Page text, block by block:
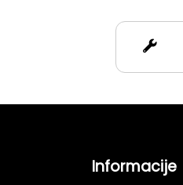
Informacije